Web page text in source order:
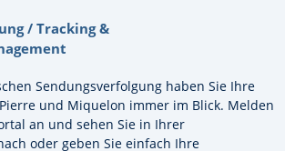
/ Tracking &
Sendungsverfolgung haben Sie Ihre
und Miquelon immer im Blick. Melden
an und sehen Sie in Ihrer
oder geben Sie einfach Ihre